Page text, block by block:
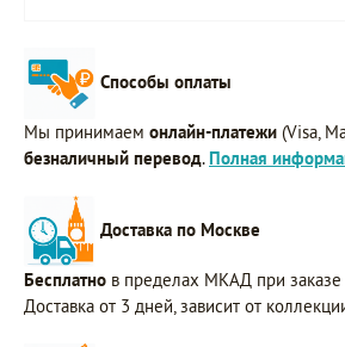
Способы оплаты
Мы принимаем онлайн-платежи (Visa,
безналичный перевод. Полная
Доставка по Москве
Бесплатно в пределах МКАД при заказе
Доставка от 3 дней, зависит от